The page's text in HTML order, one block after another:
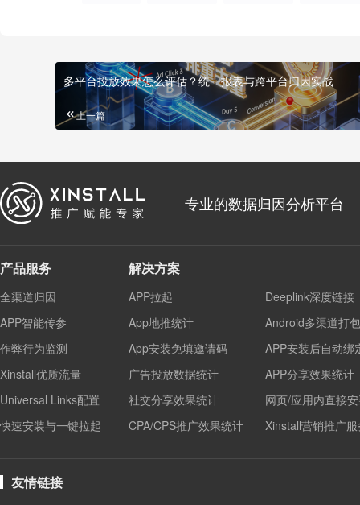
多平台投放效果怎么评估？统一报表与跨平台归因实战
上一篇
专业的数据归因分析平台
产品服务
全渠道归因
APP智能传参
作弊行为监测
Xinstall优质流量
Universal Links配置
快速安装与一键拉起
解决方案
APP拉起
Deeplink深度链接
App地推统计
Android多渠道打包
App安装免填邀请码
APP安装后自动绑
广告投放数据统计
APP分享效果统计
社交分享效果统计
网页/应用内直接
CPA/CPS推广效果统计
Xinstall营销推广
友情链接